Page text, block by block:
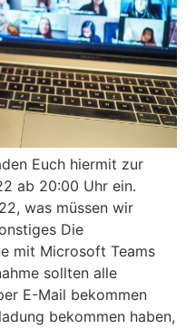
Euch hiermit zur
ab 20:00 Uhr ein.
was müssen wir
Die
mit Microsoft Teams
sollten alle
E-Mail bekommen
bekommen haben,